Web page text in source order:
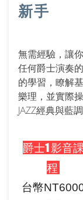
新手
無需經驗，讓
任何爵士演奏
的學習，瞭解
樂理，並實際
JAZZ經典與藍
爵士1 影音課
程
台幣